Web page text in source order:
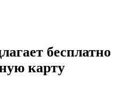
бесплатно
карту